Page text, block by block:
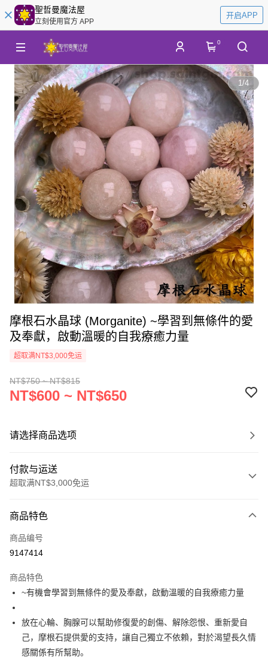
聖哲曼魔法屋
立刻使用官方 APP
开启APP
0
1/4
摩根石水晶球 (Morganite) ~學習到無條件的愛
及奉獻，啟動溫暖的自我療癒力量
超取满NT$3,000免运
NT$750 ~ NT$815
NT$600 ~ NT$650
请选择商品选项
付款与运送
超取满NT$3,000免运
信用卡一次付款
超商取货付款
Apple Pay
街口支付
悠遊付
ATM付款
商品特色
商品编号
9147414
商品特色
~有機會學習到無條件的愛及奉獻，啟動溫暖的自我療癒力量
放在心輪、胸腺可以幫助修復愛的創傷、解除怨恨、重新愛自
己，摩根石提供愛的支持，讓自己獨立不依賴，對於渴望長久情
感關係有所幫助。